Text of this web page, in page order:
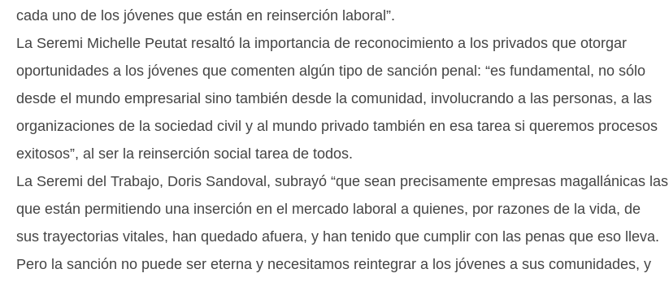
cada uno de los jóvenes que están en reinserción laboral”.
La Seremi Michelle Peutat resaltó la importancia de reconocimiento a los privados que otorgar
oportunidades a los jóvenes que comenten algún tipo de sanción penal: “es fundamental, no sólo
desde el mundo empresarial sino también desde la comunidad, involucrando a las personas, a las
organizaciones de la sociedad civil y al mundo privado también en esa tarea si queremos procesos
exitosos”, al ser la reinserción social tarea de todos.
La Seremi del Trabajo, Doris Sandoval, subrayó “que sean precisamente empresas magallánicas las
que están permitiendo una inserción en el mercado laboral a quienes, por razones de la vida, de
sus trayectorias vitales, han quedado afuera, y han tenido que cumplir con las penas que eso lleva.
Pero la sanción no puede ser eterna y necesitamos reintegrar a los jóvenes a sus comunidades, y